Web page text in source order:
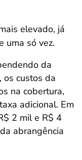
elevado, já
uma só vez.
da
custos da
na cobertura,
adicional. Em
2 mil e R$ 4
abrangência